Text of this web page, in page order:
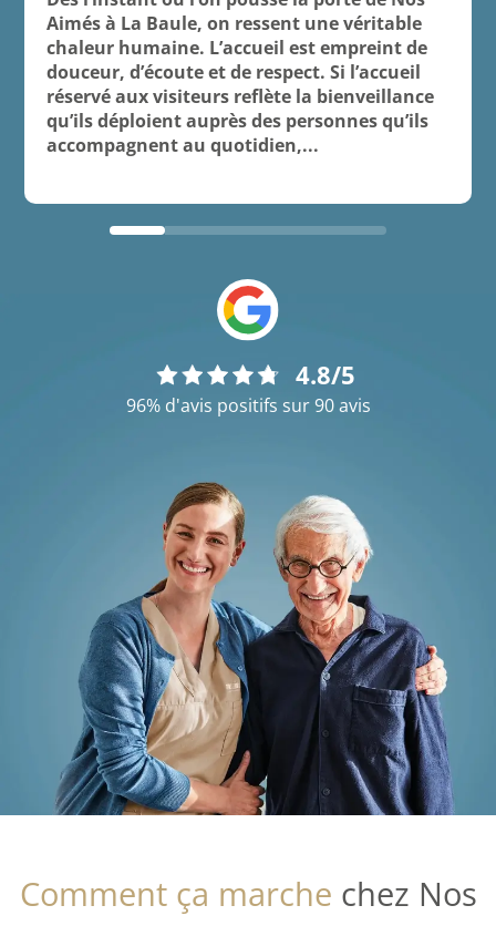
Aimés à La Baule, on ressent une véritable
chaleur humaine. L’accueil est empreint de
douceur, d’écoute et de respect. Si l’accueil
réservé aux visiteurs reflète la bienveillance
qu’ils déploient auprès des personnes qu’ils
accompagnent au quotidien,...
4.8/5
96% d'avis positifs sur 90 avis
Comment ça marche chez Nos